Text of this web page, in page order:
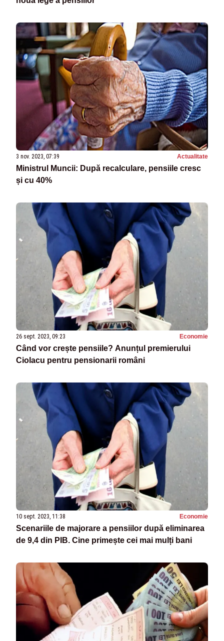
3 nov. 2023, 07:39 Actualitate
Ministrul Muncii: După recalculare, pensiile cresc
și cu 40%
26 sept. 2023, 09:23 Economie
Când vor crește pensiile? Anunțul premierului
Ciolacu pentru pensionarii români
10 sept. 2023, 11:38 Economie
Scenariile de majorare a pensiilor după eliminarea
de 9,4 din PIB. Cine primește cei mai mulți bani